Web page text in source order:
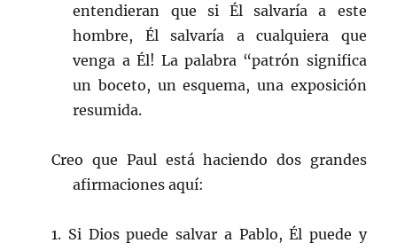
entendieran que si Él salvaría a este
hombre, Él salvaría a cualquiera que
venga a Él! La palabra “patrón significa
un boceto, un esquema, una exposición
resumida.
Creo que Paul está haciendo dos grandes
afirmaciones aquí:
1. Si Dios puede salvar a Pablo, Él puede y